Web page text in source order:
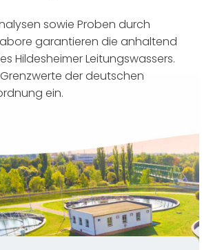
sowie Proben durch
garantieren die anhaltend
Hildesheimer Leitungswassers.
der deutschen
ein.